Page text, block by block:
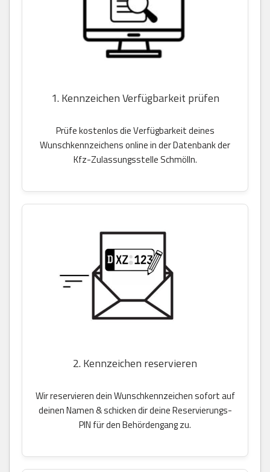
1. Kennzeichen Verfügbarkeit prüfen
Prüfe kostenlos die Verfügbarkeit deines
Wunschkennzeichens online in der Datenbank der
Kfz-Zulassungsstelle Schmölln.
2. Kennzeichen reservieren
Wir reservieren dein Wunschkennzeichen sofort auf
deinen Namen & schicken dir deine Reservierungs-
PIN für den Behördengang zu.